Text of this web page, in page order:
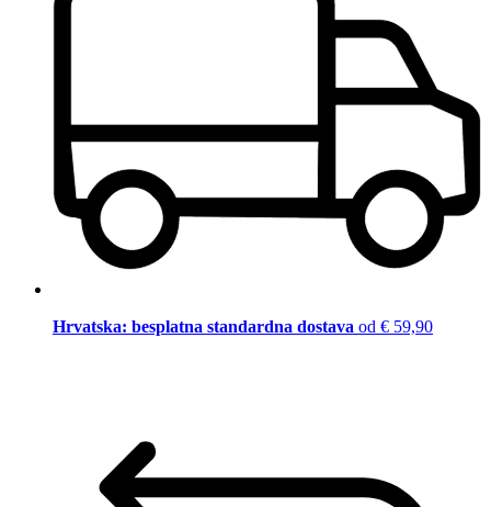
Hrvatska: besplatna standardna dostava od € 59,90